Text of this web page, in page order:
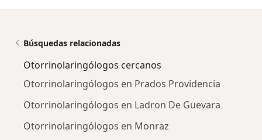
Búsquedas relacionadas
Otorrinolaringólogos cercanos
Otorrinolaringólogos en Prados Providencia
Otorrinolaringólogos en Ladron De Guevara
Otorrinolaringólogos en Monraz